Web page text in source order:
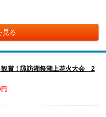
見る
観賞！諏訪湖祭湖上花火大会 2